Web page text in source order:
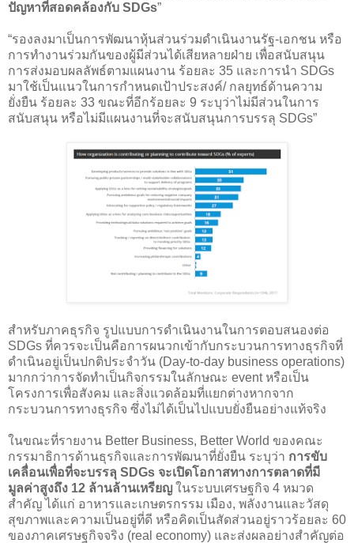
ปัญหาที่สอดคล้องกับ SDGs”
“รองลงมาเป็นการพัฒนาหุ้นส่วนร่วมดำเนินงานรัฐ-เอกชน หรือ
การทำงานร่วมกันของผู้มีส่วนได้เสียหลายฝ่าย เพื่อสนับสนุน
การส่งมอบผลลัพธ์ตามแผนงาน ร้อยละ 35 และการนำ SDGs
มาใช้เป็นแนวในการกำหนดเป้าประสงค์/ กลยุทธ์ด้านความ
ยั่งยืน ร้อยละ 33 ขณะที่อีกร้อยละ 9 ระบุว่าไม่มีส่วนในการ
สนับสนุน หรือไม่มีแผนงานที่จะสนับสนุนการบรรลุ SDGs”
สำหรับภาคธุรกิจ รูปแบบการดำเนินงานในการตอบสนองต่อ
SDGs ที่ควรจะเป็นคือการผนวกเข้ากับกระบวนการทางธุรกิจที่
ดำเนินอยู่เป็นปกติประจำวัน (Day-to-day business operations)
มากกว่าการจัดทำเป็นกิจกรรมในลักษณะ event หรือเป็น
โครงการเพื่อสังคม และสิ่งแวดล้อมที่แยกต่างหากจาก
กระบวนการทางธุรกิจ ซึ่งไม่ได้เป็นไปแบบยั่งยืนอย่างแท้จริง
ในขณะที่รายงาน Better Business, Better World ของคณะ
กรรมาธิการด้านธุรกิจและการพัฒนาที่ยั่งยืน ระบุว่า การขับ
เคลื่อนเพื่อที่จะบรรลุ SDGs จะเปิดโอกาสทางการตลาดที่มี
มูลค่าสูงถึง 12 ล้านล้านเหรียญในระบบเศรษฐกิจ 4 หมวด
สำคัญ ได้แก่ อาหารและเกษตรกรรม เมือง, พลังงานและวัสดุ
สุขภาพและความเป็นอยู่ที่ดี หรือคิดเป็นสัดส่วนอยู่ราวร้อยละ 60
ของภาคเศรษฐกิจจริง (real economy) และส่งผลอย่างสำคัญต่อ